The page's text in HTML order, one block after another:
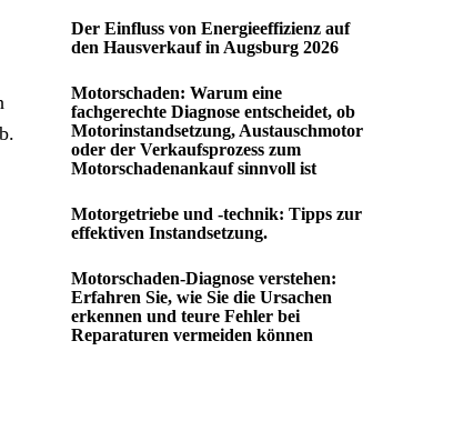
Der Einfluss von Energieeffizienz auf
den Hausverkauf in Augsburg 2026
Motorschaden: Warum eine
fachgerechte Diagnose entscheidet, ob
Motorinstandsetzung, Austauschmotor
oder der Verkaufsprozess zum
Motorschadenankauf sinnvoll ist
Motorgetriebe und -technik: Tipps zur
effektiven Instandsetzung.
Motorschaden-Diagnose verstehen:
Erfahren Sie, wie Sie die Ursachen
erkennen und teure Fehler bei
Reparaturen vermeiden können